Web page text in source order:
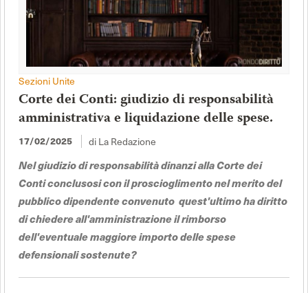
Sezioni Unite
Corte dei Conti: giudizio di responsabilità
amministrativa e liquidazione delle spese.
17/02/2025
di La Redazione
Nel giudizio di responsabilità dinanzi alla Corte dei
Conti conclusosi con il proscioglimento nel merito del
pubblico dipendente convenuto quest'ultimo ha diritto
di chiedere all'amministrazione il rimborso
dell'eventuale maggiore importo delle spese
defensionali sostenute?